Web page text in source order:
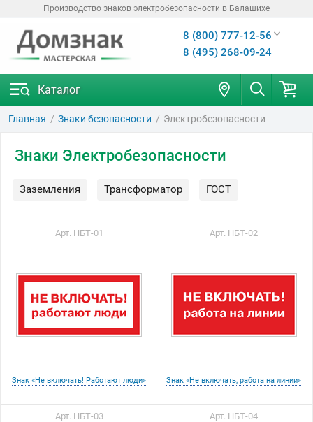
Производство знаков электробезопасности в Балашихе
8 (800) 777-12-56
8 (495) 268-09-24
Каталог
Главная Знаки безопасности Электробезопасности
Знаки Электробезопасности
Заземления Трансформатор ГОСТ
Арт. НБТ-01
Знак «Не включать! Работают люди»
Арт. НБТ-02
Знак «Не включать, работа на линии»
Арт. НБТ-03 Арт. НБТ-04